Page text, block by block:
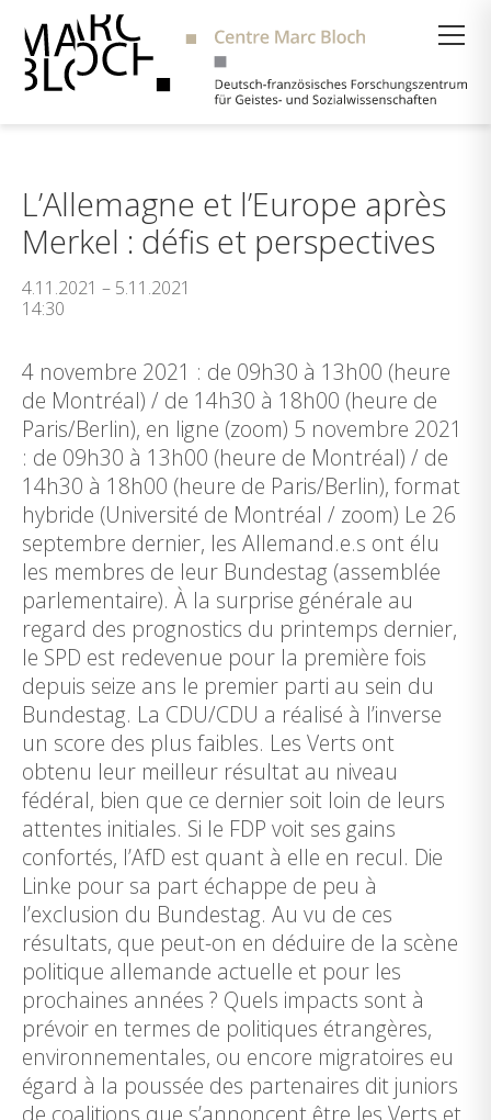
L’Allemagne et l’Europe après
Merkel : défis et perspectives
4.11.2021 – 5.11.2021
14:30
4 novembre 2021 : de 09h30 à 13h00 (heure
de Montréal) / de 14h30 à 18h00 (heure de
Paris/Berlin), en ligne (zoom) 5 novembre 2021
: de 09h30 à 13h00 (heure de Montréal) / de
14h30 à 18h00 (heure de Paris/Berlin), format
hybride (Université de Montréal / zoom) Le 26
septembre dernier, les Allemand.e.s ont élu
les membres de leur Bundestag (assemblée
parlementaire). À la surprise générale au
regard des prognostics du printemps dernier,
le SPD est redevenue pour la première fois
depuis seize ans le premier parti au sein du
Bundestag. La CDU/CDU a réalisé à l’inverse
un score des plus faibles. Les Verts ont
obtenu leur meilleur résultat au niveau
fédéral, bien que ce dernier soit loin de leurs
attentes initiales. Si le FDP voit ses gains
confortés, l’AfD est quant à elle en recul. Die
Linke pour sa part échappe de peu à
l’exclusion du Bundestag. Au vu de ces
résultats, que peut-on en déduire de la scène
politique allemande actuelle et pour les
prochaines années ? Quels impacts sont à
prévoir en termes de politiques étrangères,
environnementales, ou encore migratoires eu
égard à la poussée des partenaires dit juniors
de coalitions que s’annoncent être les Verts et